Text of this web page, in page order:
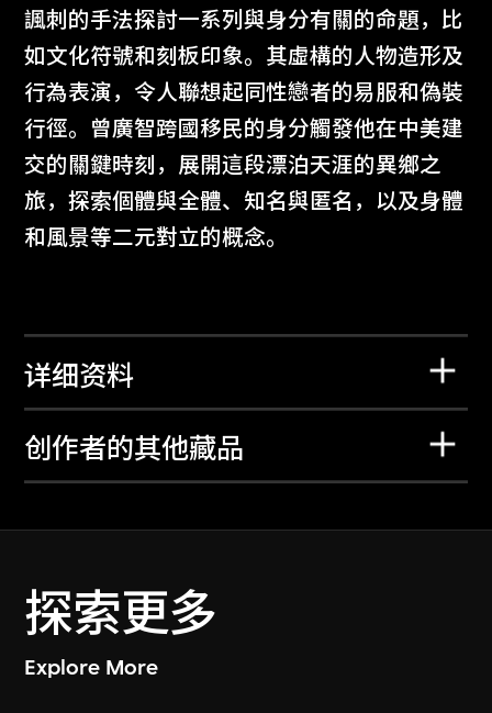
諷刺的手法探討一系列與身分有關的命題，比
如文化符號和刻板印象。其虛構的人物造形及
行為表演，令人聯想起同性戀者的易服和偽裝
行徑。曾廣智跨國移民的身分觸發他在中美建
交的關鍵時刻，展開這段漂泊天涯的異鄉之
旅，探索個體與全體、知名與匿名，以及身體
和風景等二元對立的概念。
详细资料
创作者的其他藏品
探索更多
Explore More